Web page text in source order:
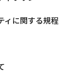
ィに関する規程